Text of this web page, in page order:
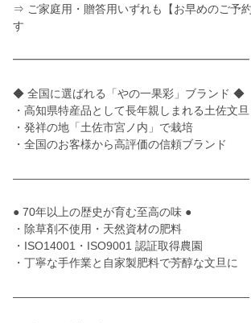
⇒ ご家庭用・贈答用いずれも【お早めのご予
す
━━━━━━━━━━━━━━━━━━━━━
◆ 全国に選ばれる「やの一果彩」ブランド ◆
・高知県特産品として長年親しまれる土佐文旦
・発祥の地「土佐市宮ノ内」で栽培
・全国のお客様から高評価の信頼ブランド
―――――――――――――――――――――
● 70年以上の歴史が育む至高の味 ●
・除草剤不使用・天然資材の肥料
・ISO14001・ISO9001 認証取得農園
・丁寧な手作業と自家製肥料で芳醇な文旦に
―――――――――――――――――――――